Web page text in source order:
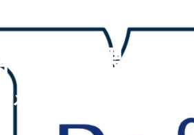
、成果につ
価値翻訳アニメー